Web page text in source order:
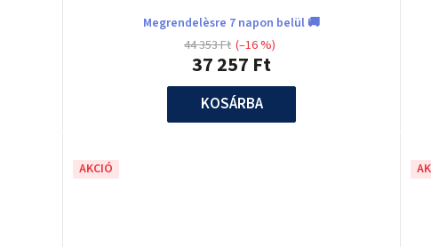
Megrendelèsre 7 napon belül 🚚
37 257 Ft
44 353 Ft (–16 %)
KOSÁRBA
AKCIÓ